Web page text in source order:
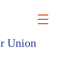
Union